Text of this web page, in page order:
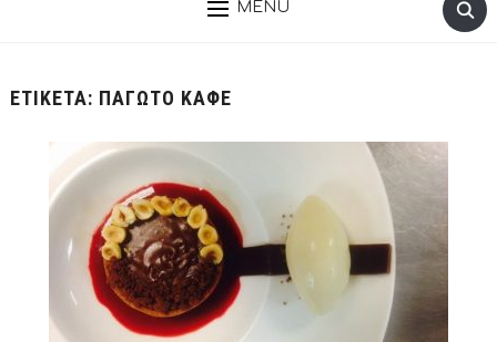
MENU
ΕΤΙΚΈΤΑ: ΠΑΓΩΤΟ ΚΑΦΕ